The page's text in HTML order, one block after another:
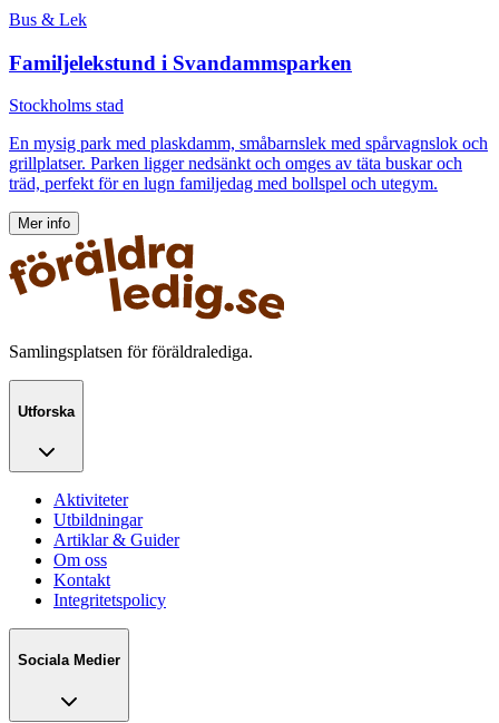
Bus & Lek
Familjelekstund i Svandammsparken
Stockholms stad
En mysig park med plaskdamm, småbarnslek med spårvagnslok och
grillplatser. Parken ligger nedsänkt och omges av täta buskar och
träd, perfekt för en lugn familjedag med bollspel och utegym.
Mer info
Samlingsplatsen för föräldralediga.
Utforska
Aktiviteter
Utbildningar
Artiklar & Guider
Om oss
Kontakt
Integritetspolicy
Sociala Medier